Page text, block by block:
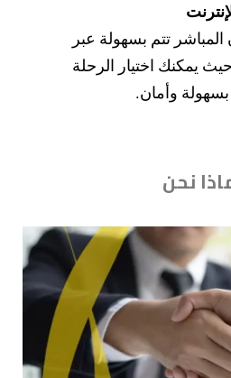
تتم بسهولة عبر
يمكنك اختيار الرحلة
بسهولة وأمان.
نحن